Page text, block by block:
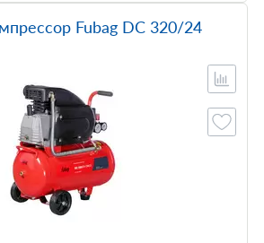
Fubag DС 320/24